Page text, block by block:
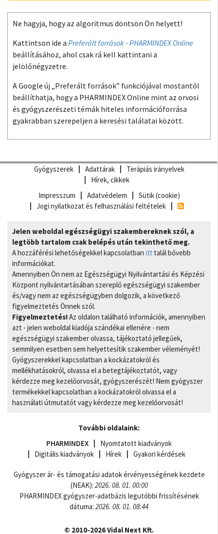
Ne hagyja, hogy az algoritmus döntsön Ön helyett!
Kattintson ide a Preferált források - PHARMINDEX Online
beállításához, ahol csak rá kell kattintani a
jelölőnégyzetre.
A Google új „Preferált források” funkciójával mostantól
beállíthatja, hogy a PHARMINDEX Online mint az orvosi
és gyógyszerészeti témák hiteles információforrása
gyakrabban szerepeljen a keresési találatai között.
Gyógyszerek Adattárak
Terápiás irányelvek
Hírek, cikkek
Impresszum
Adatvédelem
Sütik (cookie)
Jogi nyilatkozat és felhasználási feltételek
Jelen weboldal egészségügyi szakembereknek szól, a
legtöbb tartalom csak belépés után tekinthető meg.
A hozzáférési lehetőségekkel kapcsolatban itt talál bővebb
információkat.
Amennyiben Ön nem az Egészségügyi Nyilvántartási és Képzési
Központ nyilvántartásában szereplő egészségügyi szakember
és/vagy nem az egészségügyben dolgozik, a következő
figyelmeztetés Önnek szól.
Figyelmeztetés!Az oldalon található információk, amennyiben
azt - jelen weboldal kiadója szándékai ellenére - nem
egészségügyi szakember olvassa, tájékoztató jellegűek,
semmilyen esetben sem helyettesítik szakember véleményét!
Gyógyszerekkel kapcsolatban a kockázatokról és
mellékhatásokról, olvassa el a betegtájékoztatót, vagy
kérdezze meg kezelőorvosát, gyógyszerészét! Nem gyógyszer
termékekkel kapcsolatban a kockázatokról olvassa el a
használati útmutatót vagy kérdezze meg kezelőorvosát!
További oldalaink:
PHARMINDEX
Nyomtatott kiadványok
Digitális kiadványok
Hírek Gyakori kérdések
Gyógyszer ár- és támogatási adatok érvényességének kezdete
(NEAK): 2026. 08. 01. 00:00
PHARMINDEX gyógyszer-adatbázis legutóbbi frissítésének
dátuma: 2026. 08. 01. 08:44
© 2010-2026 Vidal Next Kft.